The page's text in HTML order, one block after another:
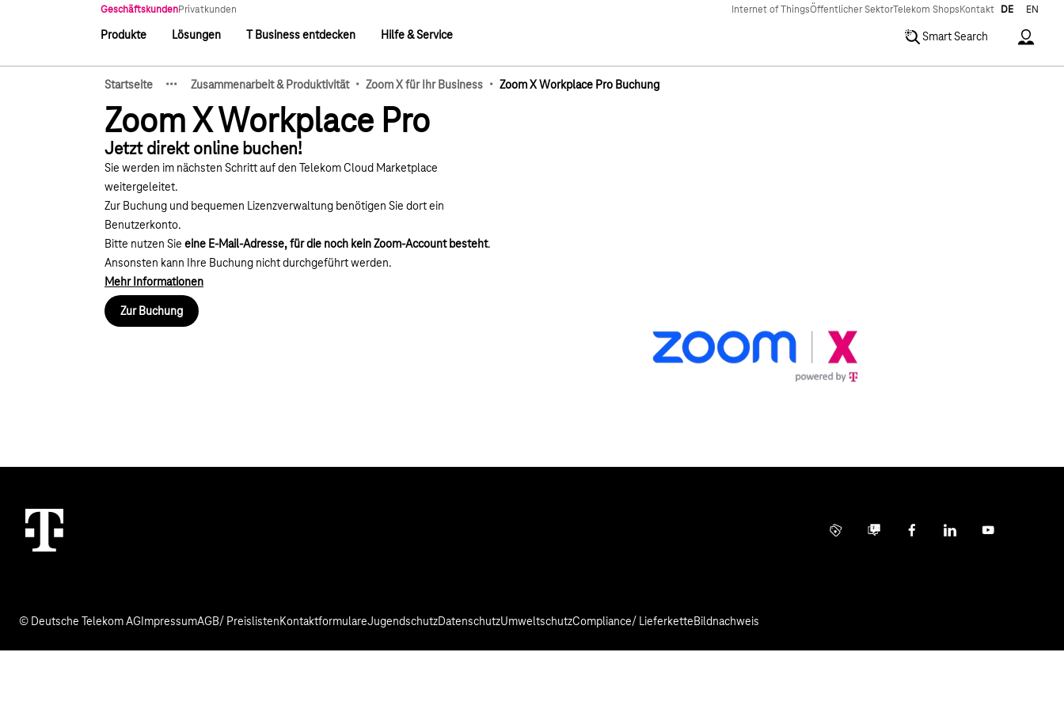
GeschäftskundenPrivatkunden
Hauptnavigation
Produkte Lösungen T Business entdecken Hilfe & Service
Internet of ThingsÖffentlicher SektorTelekom Shops Kontakt DE EN
Smart Search
Startseite ··· Zusammenarbeit & Produktivität · Zoom X für Ihr Business · Zoom X Workplace Pro Buchung
Zoom X Workplace Pro
Jetzt direkt online buchen!
Sie werden im nächsten Schritt auf den Telekom Cloud Marketplace
weitergeleitet.
Zur Buchung und bequemen Lizenzverwaltung benötigen Sie dort ein
Benutzerkonto.
Bitte nutzen Sie eine E-Mail-Adresse, für die noch kein Zoom-Account besteht.
Ansonsten kann Ihre Buchung nicht durchgeführt werden.
Mehr Informationen
Zur Buchung
Info ServiceBusiness Community
FacebookLinkedInYouTube
© Deutsche Telekom AG ImpressumAGB/ PreislistenKontaktformulareJugendschutzDatenschutzUmweltschutzCompliance/ LieferketteBildnachweis